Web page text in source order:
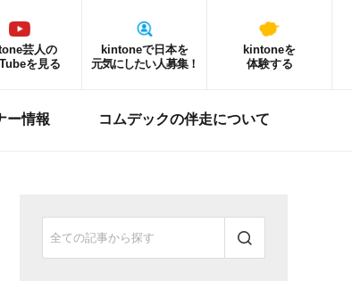
芸人の
を見る
kintoneで日本を
元気にしたい人募集！
kintoneを
体験する
ー情報 コムデックの伴走について